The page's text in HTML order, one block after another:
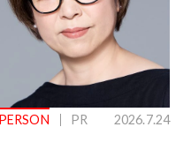
PERSON PR 2026.7.24